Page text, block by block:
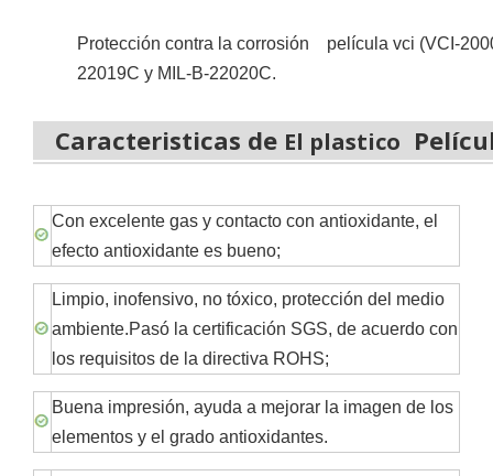
Protección contra la corrosión película vci (VCI-
22019C y MIL-B-22020C.
Caracteristicas de El plastico
Con excelente gas y contacto con antioxidante, el
efecto antioxidante es bueno;
Limpio, inofensivo, no tóxico, protección del medio
ambiente.Pasó la certificación SGS, de acuerdo con
los requisitos de la directiva ROHS;
Buena impresión, ayuda a mejorar la imagen de los
elementos y el grado antioxidantes.